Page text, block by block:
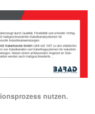
nutzen.